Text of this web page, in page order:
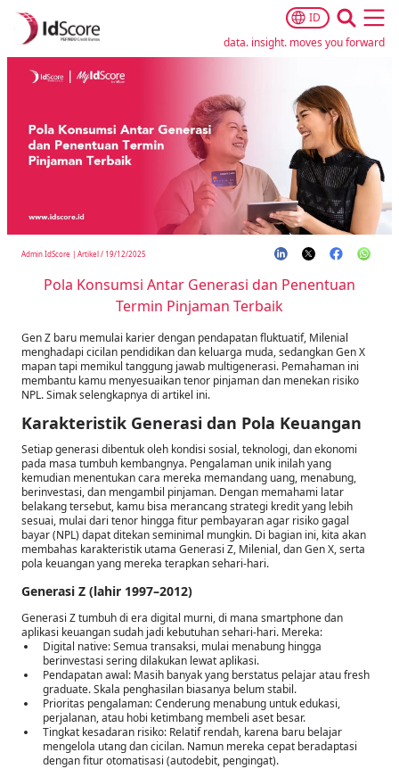
ID
data. insight. moves you forward
Admin IdScore | Artikel/ 19/12/2025
Pola Konsumsi Antar Generasi dan Penentuan
Termin Pinjaman Terbaik
Gen Z baru memulai karier dengan pendapatan fluktuatif, Milenial
menghadapi cicilan pendidikan dan keluarga muda, sedangkan Gen X
mapan tapi memikul tanggung jawab multigenerasi. Pemahaman ini
membantu kamu menyesuaikan tenor pinjaman dan menekan risiko
NPL. Simak selengkapnya di artikel ini.
Karakteristik Generasi dan Pola Keuangan
Setiap generasi dibentuk oleh kondisi sosial, teknologi, dan ekonomi
pada masa tumbuh kembangnya. Pengalaman unik inilah yang
kemudian menentukan cara mereka memandang uang, menabung,
berinvestasi, dan mengambil pinjaman. Dengan memahami latar
belakang tersebut, kamu bisa merancang strategi kredit yang lebih
sesuai, mulai dari tenor hingga fitur pembayaran agar risiko gagal
bayar (NPL) dapat ditekan seminimal mungkin. Di bagian ini, kita akan
membahas karakteristik utama Generasi Z, Milenial, dan Gen X, serta
pola keuangan yang mereka terapkan sehari-hari.
Generasi Z (lahir 1997–2012)
Generasi Z tumbuh di era digital murni, di mana smartphone dan
aplikasi keuangan sudah jadi kebutuhan sehari-hari. Mereka:
Digital native: Semua transaksi, mulai menabung hingga
berinvestasi sering dilakukan lewat aplikasi.
Pendapatan awal: Masih banyak yang berstatus pelajar atau fresh
graduate. Skala penghasilan biasanya belum stabil.
Prioritas pengalaman: Cenderung menabung untuk edukasi,
perjalanan, atau hobi ketimbang membeli aset besar.
Tingkat kesadaran risiko: Relatif rendah, karena baru belajar
mengelola utang dan cicilan. Namun mereka cepat beradaptasi
dengan fitur otomatisasi (autodebit, pengingat).